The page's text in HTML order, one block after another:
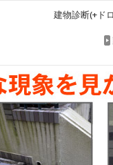
建物診断(+ド